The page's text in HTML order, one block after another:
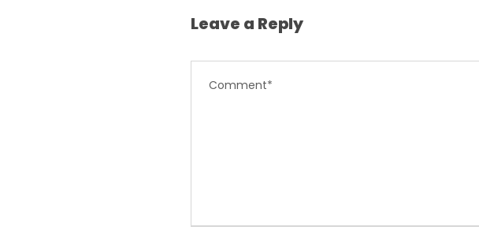
Leave a Reply